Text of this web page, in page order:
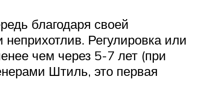
благодаря своей
Регулировка или
чем через 5-7 лет (при
Штиль, это первая